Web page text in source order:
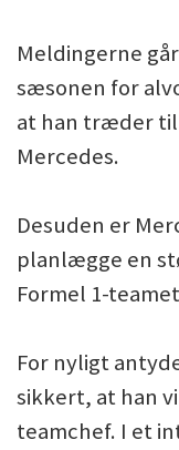
Meldingerne
sæsonen for
at han træder
Mercedes.
Desuden er
planlægge en
Formel 1-
For nyligt
sikkert, at han
teamchef. I et